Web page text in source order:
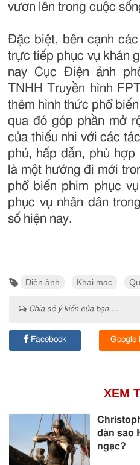
vươn lên trong cuộc
Đặc biệt, bên cạnh
trực tiếp phục vụ khán
nay Cục Điện ảnh
TNHH Truyền hình
thêm hình thức phổ
qua đó góp phần mở
của thiếu nhi với các
phú, hấp dẫn, phù
là một hướng đi mới
phổ biến phim phục
phục vụ nhân dân
số hiện nay.
Điện ảnh Khai mạc
Chia sẻ ý kiến của bạn ...
Facebook Google
XEM
dàn sao
ngạc?